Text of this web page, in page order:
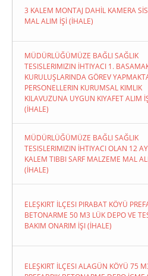
3 KALEM MONTAJ DAHİL KAMERA
MAL ALIM İŞİ (İHALE)
MÜDÜRLÜĞÜMÜZE BAĞLI SAĞLIK
TESISLERIMIZIN İHTIYACI 1.
KURULUŞLARINDA GÖREV
PERSONELLERIN KURUMSAL KIMLIK
KILAVUZUNA UYGUN KIYAFET ALIM
(İHALE)
MÜDÜRLÜĞÜMÜZE BAĞLI SAĞLIK
TESISLERIMIZIN İHTIYACI OLAN 12
KALEM TIBBI SARF MALZEME MAL
(İHALE)
ELEŞKIRT İLÇESI PIRABAT KÖYÜ
BETONARME 50 M3 LÜK DEPO VE
BAKIM ONARIM İŞI (İHALE)
ELEŞKIRT İLÇESI ALAGÜN KÖYÜ 75